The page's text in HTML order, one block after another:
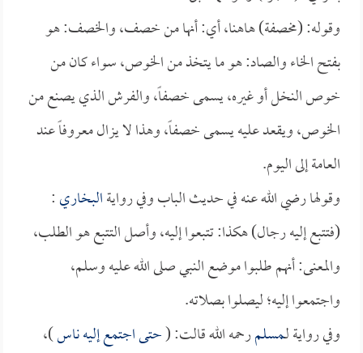
وقوله: (مخصفة) هاهنا، أي: أنها من خصف، والخصف: هو
بفتح الخاء والصاد: هو ما يتخذ من الخوص، سواء كان من
خوص النخل أو غيره، يسمى خصفاً، والفرش الذي يصنع من
الخوص، ويقعد عليه يسمى خصفاً، وهذا لا يزال معروفاً عند
العامة إلى اليوم.
وقولها رضي الله عنه في حديث الباب وفي روايةالبخاري:
(فتتبع إليه رجال) هكذا: تتبعوا إليه، وأصل التتبع هو الطلب،
والمعنى: أنهم طلبوا موضع النبي صلى الله عليه وسلم،
واجتمعوا إليه؛ ليصلوا بصلاته.
وفي رواية لـمسلمرحمه الله قالت: (حتى اجتمع إليه ناس)،